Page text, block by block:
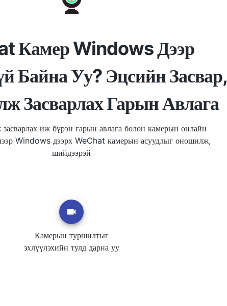
Камер Windows Дээр
Байна Уу? Эцсийн Засвар,
Засварлах Гарын Авлага
иж бүрэн гарын авлага болон камерын онлайн
Windows дээрх WeChat камерын асуудлыг оношилж,
шийдээрэй
Камерын туршилтыг
эхлүүлэхийн тулд дарна уу